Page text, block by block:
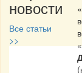
новости
Все статьи
>>